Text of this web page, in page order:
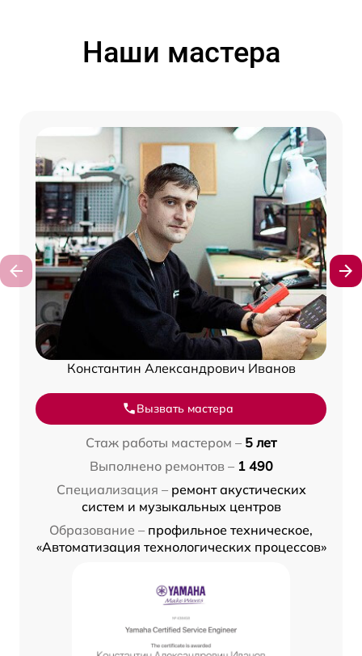
Наши мастера
Константин Александрович Иванов
Вызвать мастера
Стаж работы мастером – 5 лет
Выполнено ремонтов – 1 490
Специализация – ремонт акустических
систем и музыкальных центров
Образование – профильное техническое,
«Автоматизация технологических процессов»